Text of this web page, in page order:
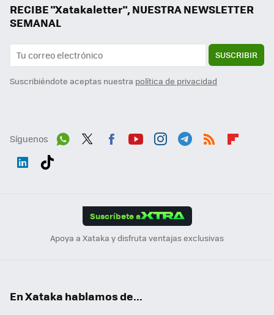
RECIBE "Xatakaletter", NUESTRA NEWSLETTER
SEMANAL
SUSCRIBIR
Suscribiéndote aceptas nuestra política de privacidad
Síguenos
Suscríbete a
Apoya a Xataka y disfruta ventajas exclusivas
En Xataka hablamos de...